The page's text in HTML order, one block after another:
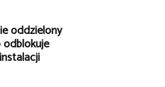
oddzielony